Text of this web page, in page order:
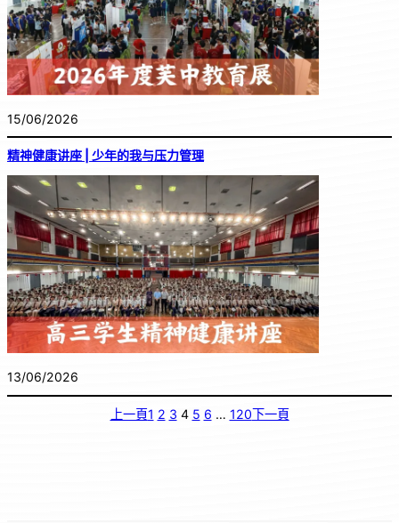
15/06/2026
精神健康讲座 | 少年的我与压力管理
13/06/2026
上一頁1 2 3 4 5 6 … 120下一頁